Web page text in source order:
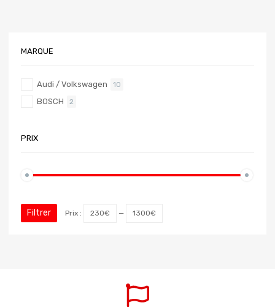
MARQUE
Audi / Volkswagen 10
BOSCH 2
PRIX
Filtrer Prix : 230€ — 1300€